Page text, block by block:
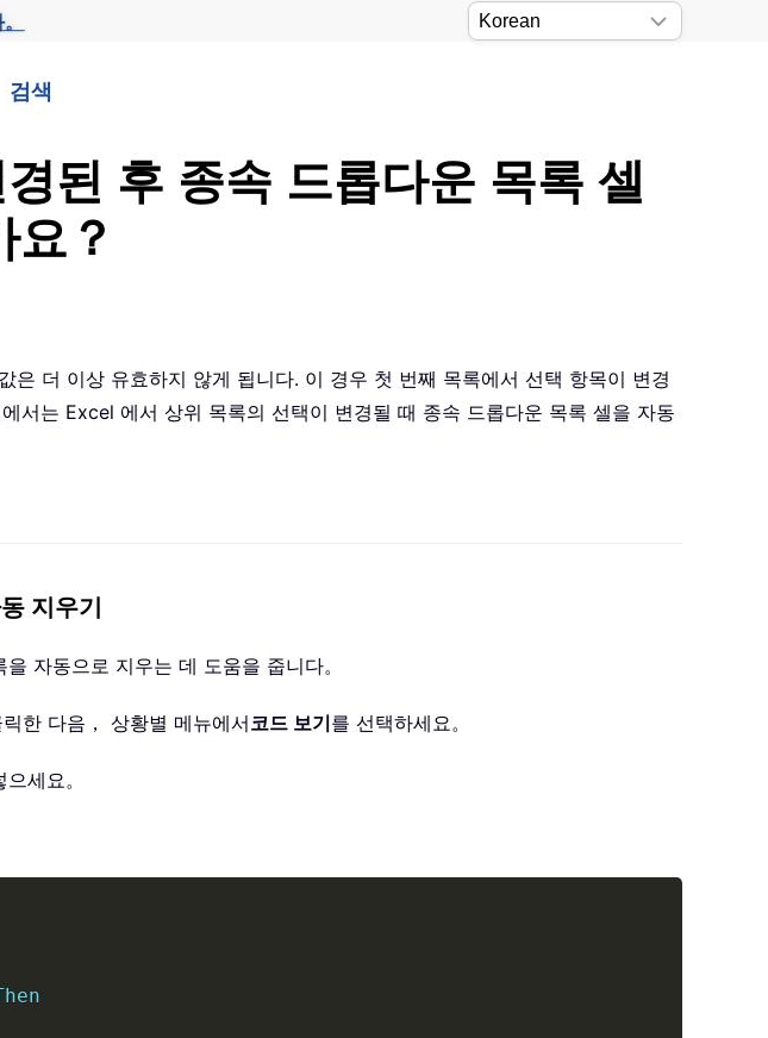
검색
된 후 종속 드롭다운 목록 셀
？
더 이상 유효하지 않게 됩니다. 이 경우 첫 번째 목록에서 선택 항목이 변경
서는 Excel 에서 상위 목록의 선택이 변경될 때 종속 드롭다운 목록 셀을 자동
지우기
자동으로 지우는 데 도움을 줍니다。
한 다음， 상황별 메뉴에서코드 보기를 선택하세요。
세요。